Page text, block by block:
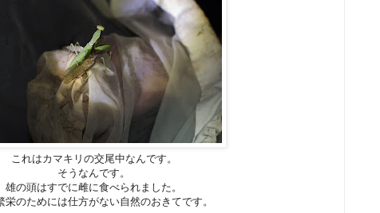
これはカマキリの交尾中なんです。
そうなんです。
雄の頭はすでに雌に食べられました。
栄のためには仕方がない自然のおきてです。